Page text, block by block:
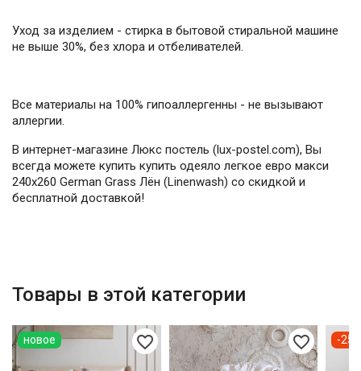
Уход за изделием - стирка в бытовой стиральной машине
не выше 30%, без хлора и отбеливателей.
Все материалы на 100% гипоаллергенны - не вызывают
аллергии.
В интернет-магазине Люкс постель (lux-postel.com), Вы
всегда можете купить купить одеяло легкое евро макси
240х260 German Grass Лён (Linenwash) со скидкой и
бесплатной доставкой!
Товары в этой категории
favorite_border
новое favorite_border -25